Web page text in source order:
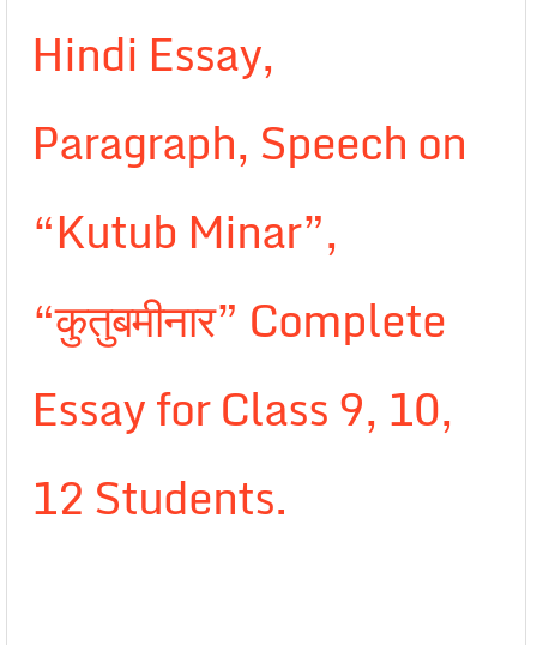
Hindi Essay,
Paragraph, Speech on
“Kutub Minar”,
“कुतुबमीनार” Complete
Essay for Class 9, 10,
12 Students.